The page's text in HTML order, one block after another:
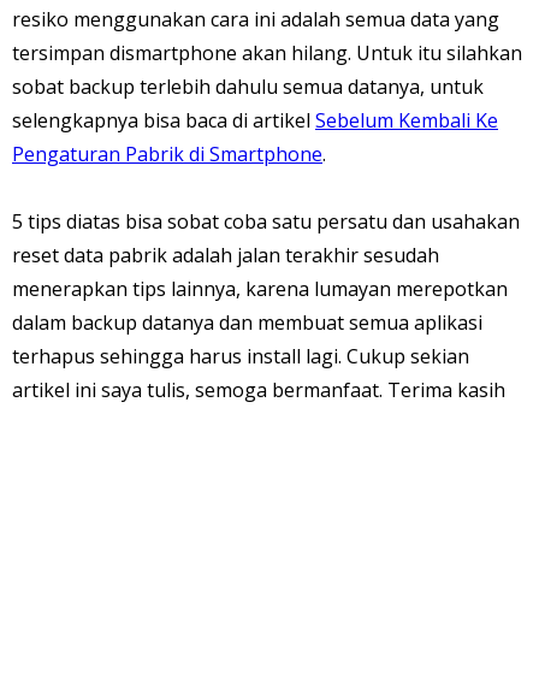
resiko menggunakan cara ini adalah semua data yang
tersimpan dismartphone akan hilang. Untuk itu silahkan
sobat backup terlebih dahulu semua datanya, untuk
selengkapnya bisa baca di artikel Sebelum Kembali Ke
Pengaturan Pabrik di Smartphone.
5 tips diatas bisa sobat coba satu persatu dan usahakan
reset data pabrik adalah jalan terakhir sesudah
menerapkan tips lainnya, karena lumayan merepotkan
dalam backup datanya dan membuat semua aplikasi
terhapus sehingga harus install lagi. Cukup sekian
artikel ini saya tulis, semoga bermanfaat. Terima kasih